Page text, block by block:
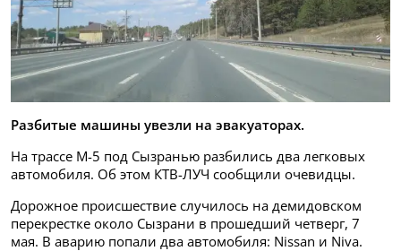
Разбитые машины увезли на эвакуаторах.
На трассе М-5 под Сызранью разбились два легковых
автомобиля. Об этом КТВ-ЛУЧ сообщили очевидцы.
Дорожное происшествие случилось на демидовском
перекрестке около Сызрани в прошедший четверг, 7
мая. В аварию попали два автомобиля: Nissan и Niva.